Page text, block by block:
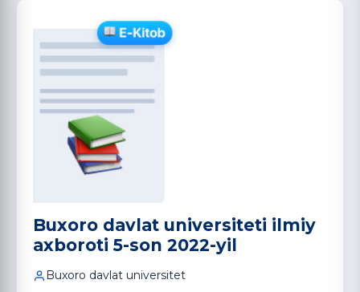
Buxoro davlat universiteti ilmiy
axboroti 5-son 2022-yil
Buxoro davlat universitet